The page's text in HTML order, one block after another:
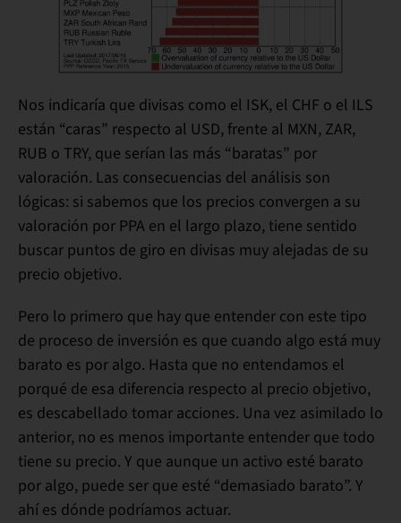
Nos indicaría que divisas como el ISK, el CHF o el ILS
están “caras” respecto al USD, frente al MXN, ZAR,
RUB o TRY, que serían las más “baratas” por
valoración. Las consecuencias del análisis son
lógicas: si sabemos que los precios convergen a su
valoración por PPA en el largo plazo, tiene sentido
buscar puntos de giro en divisas muy alejadas de su
precio objetivo.
Pero lo primero que hay que entender con este tipo
de proceso de inversión es que cuando algo está muy
barato es por algo. Hasta que no entendamos el
porqué de esa diferencia respecto al precio objetivo,
es descabellado tomar acciones. Una vez asimilado lo
anterior, no es menos importante entender que todo
tiene su precio. Y que aunque un activo esté barato
por algo, puede ser que esté “demasiado barato”. Y
ahí es dónde podríamos actuar.